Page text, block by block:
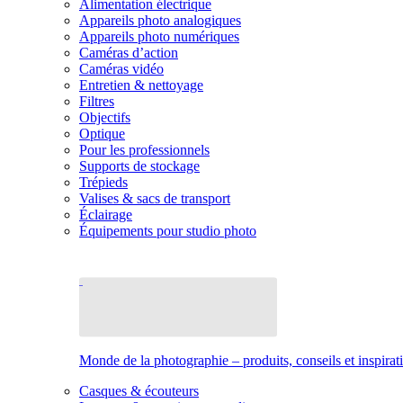
Alimentation électrique
Appareils photo analogiques
Appareils photo numériques
Caméras d’action
Caméras vidéo
Entretien & nettoyage
Filtres
Objectifs
Optique
Pour les professionnels
Supports de stockage
Trépieds
Valises & sacs de transport
Éclairage
Équipements pour studio photo
Monde de la photographie – produits, conseils et
Casques & écouteurs